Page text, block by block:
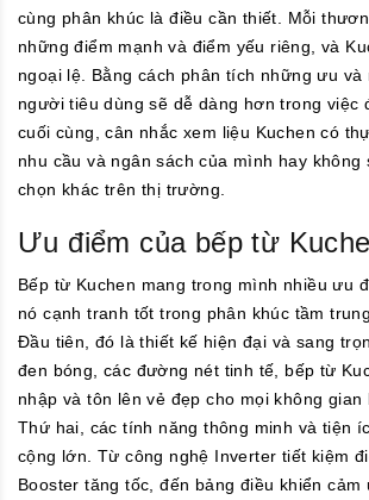
cùng phân khúc là điều cần thiết. Mỗi
những điểm mạnh và điểm yếu riêng, và
ngoại lệ. Bằng cách phân tích những ưu và
người tiêu dùng sẽ dễ dàng hơn trong việc
cuối cùng, cân nhắc xem liệu Kuchen có
nhu cầu và ngân sách của mình hay không
chọn khác trên thị trường.
Ưu điểm của bếp từ
Bếp từ Kuchen mang trong mình nhiều ưu
nó cạnh tranh tốt trong phân khúc tầm trung.
Đầu tiên, đó là thiết kế hiện đại và sang
đen bóng, các đường nét tinh tế, bếp từ
nhập và tôn lên vẻ đẹp cho mọi không gian
Thứ hai, các tính năng thông minh và tiện
cộng lớn. Từ công nghệ Inverter tiết kiệm
Booster tăng tốc, đến bảng điều khiển cảm